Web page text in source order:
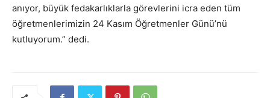
anıyor, büyük fedakarlıklarla görevlerini icra eden tüm
öğretmenlerimizin 24 Kasım Öğretmenler Günü’nü
kutluyorum.” dedi.